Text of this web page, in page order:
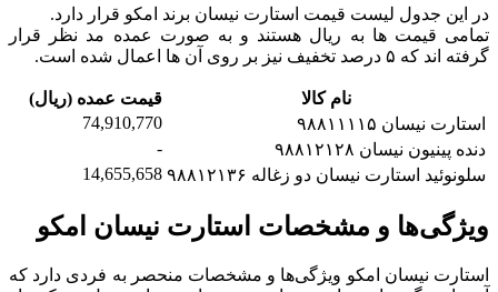
در این جدول لیست قیمت استارت نیسان برند امکو قرار دارد.
تمامی قیمت ها به ریال هستند و به صورت عمده مد نظر قرار
گرفته اند که ۵ درصد تخفیف نیز بر روی آن ها اعمال شده است.
نام کالا
قیمت عمده (ریال)
استارت نیسان ۹۸۸۱۱۱۱۵
74,910,770
دنده پینیون نیسان ۹۸۸۱۲۱۲۸
-
سلونوئید استارت نیسان دو زغاله ۹۸۸۱۲۱۳۶
14,655,658
ویژگی‌ها و مشخصات استارت نیسان امکو
استارت نیسان امکو ویژگی‌ها و مشخصات منحصر به فردی دارد که